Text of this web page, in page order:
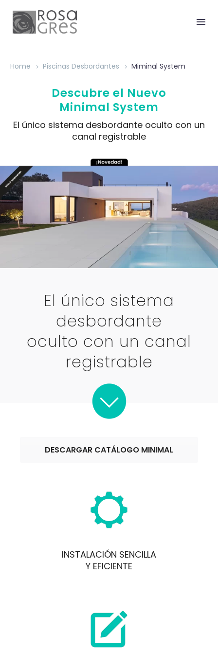
Home Piscinas Desbordantes Miminal System
Descubre el Nuevo
Minimal System
El único sistema desbordante oculto con un
canal registrable
El único sistema
desbordante
oculto con un canal
registrable
DESCARGAR CATÁLOGO MINIMAL
INSTALACIÓN SENCILLA
Y EFICIENTE